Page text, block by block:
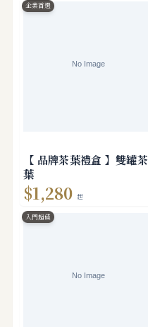
企業首選
【 品牌茶葉禮盒 】雙罐茶
葉
$1,280 起
入門超值